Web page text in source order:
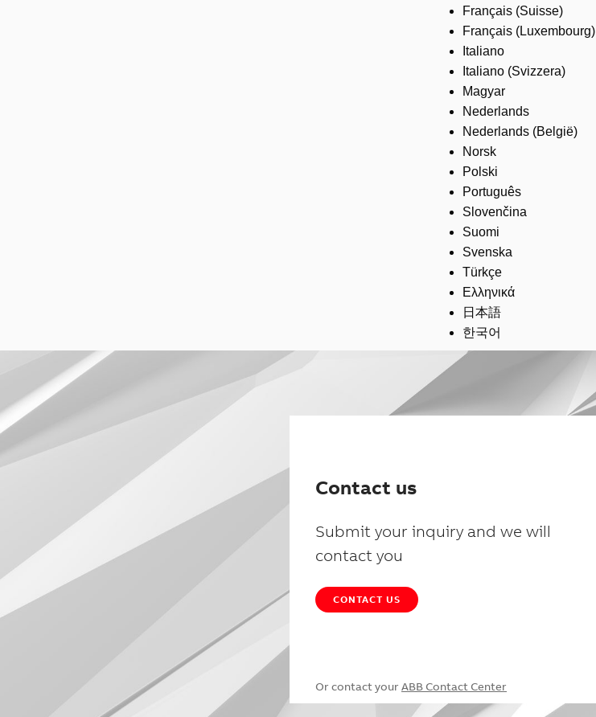
Français (Suisse)
Français (Luxembourg)
Italiano
Italiano (Svizzera)
Magyar
Nederlands
Nederlands (België)
Norsk
Polski
Português
Slovenčina
Suomi
Svenska
Türkçe
Ελληνικά
日本語
한국어
Contact us
Submit your inquiry and we will
contact you
CONTACT US
Or contact your ABB Contact Center